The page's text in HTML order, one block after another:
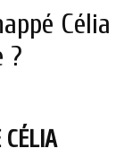
Célia
?
CÉLIA